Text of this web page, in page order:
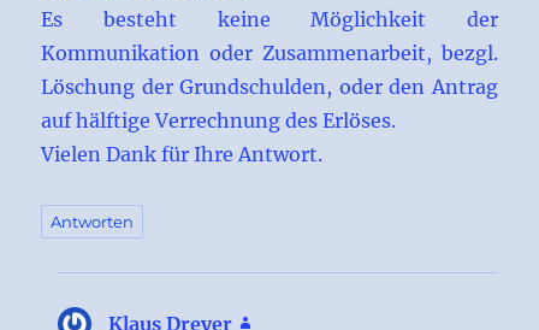
Es besteht keine Möglichkeit der
Kommunikation oder Zusammenarbeit, bezgl.
Löschung der Grundschulden, oder den Antrag
auf hälftige Verrechnung des Erlöses.
Vielen Dank für Ihre Antwort.
Antworten
Klaus Dreyer